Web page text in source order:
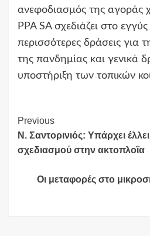
ανεφοδιασμός της αγοράς
PPA SA σχεδιάζει στο
περισσότερες δράσεις για
της πανδημίας και γενικά
υποστήριξη των τοπικών
Continue
Reading
Previous
Ν. Σαντορινιός: Υπάρχει
σχεδιασμού στην ακτοπλοΐα
Οι μεταφορές στο